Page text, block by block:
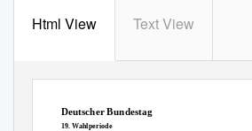
Html View Text View
Deutscher Bundestag
19. Wahlperiode